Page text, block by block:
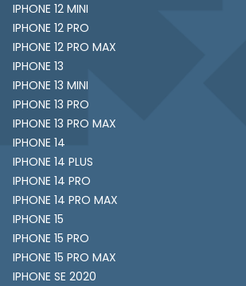
IPHONE 12 MINI
IPHONE 12 PRO
IPHONE 12 PRO MAX
IPHONE 13
IPHONE 13 MINI
IPHONE 13 PRO
IPHONE 13 PRO MAX
IPHONE 14
IPHONE 14 PLUS
IPHONE 14 PRO
IPHONE 14 PRO MAX
IPHONE 15
IPHONE 15 PRO
IPHONE 15 PRO MAX
IPHONE SE 2020